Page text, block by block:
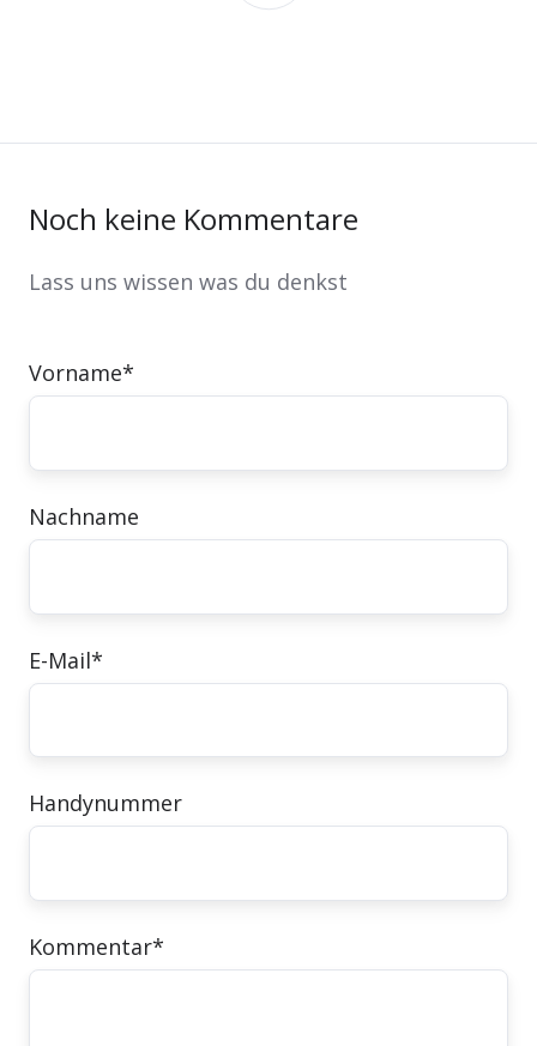
Noch keine Kommentare
Lass uns wissen was du denkst
Vorname*
Nachname
E-Mail*
Handynummer
Kommentar*